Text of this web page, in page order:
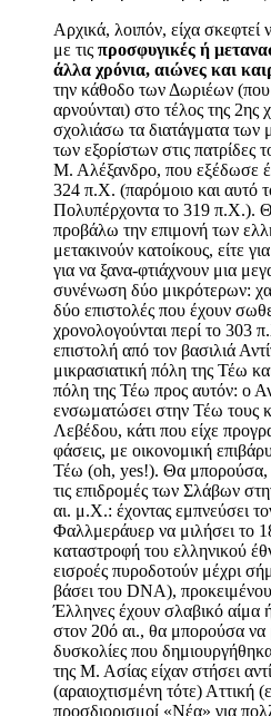
Αρχικά, λοιπόν, είχα
με τις προσφυγικές ή
άλλα χρόνια, αιώνες και
την κάθοδο των Δωριέων
αρνούνται) στο τέλος της 2ης
σχολιάσω τα διατάγματα των
των εξορίστων στις πατρίδες
Μ. Αλέξανδρο, που εξέδωσε
324 π.Χ. (παρόμοιο και αυτό
Πολυπέρχοντα το 319 π.Χ.).
προβάλω την επιμονή των
μετακινούν κατοίκους, είτε
για να ξανα-φτιάχνουν μια
συνένωση δύο μικρότερων:
δύο επιστολές που έχουν
χρονολογούνται περί το 303
επιστολή από τον βασιλιά
μικρασιατική πόλη της Τέω
πόλη της Τέω προς αυτόν: ο
ενσωματώσει στην Τέω τους
Λεβέδου, κάτι που είχε
φάσεις, με οικονομική
Τέω (oh, yes!). Θα μπορούσα,
τις επιδρομές των Σλάβων
αι. μ.Χ.: έχοντας εμπνεύσει
Φαλλμεράυερ να μιλήσει το
καταστροφή του ελληνικού
εισροές πυροδοτούν μέχρι
βάσει του DNA), προκειμένου
Έλληνες έχουν σλαβικό αίμα
στον 20ό αι., θα μπορούσα να
δυσκολίες που
της Μ. Ασίας είχαν στήσει
(αραιοχτισμένη τότε) Αττική
προσδιορισμοί «Νέα» για